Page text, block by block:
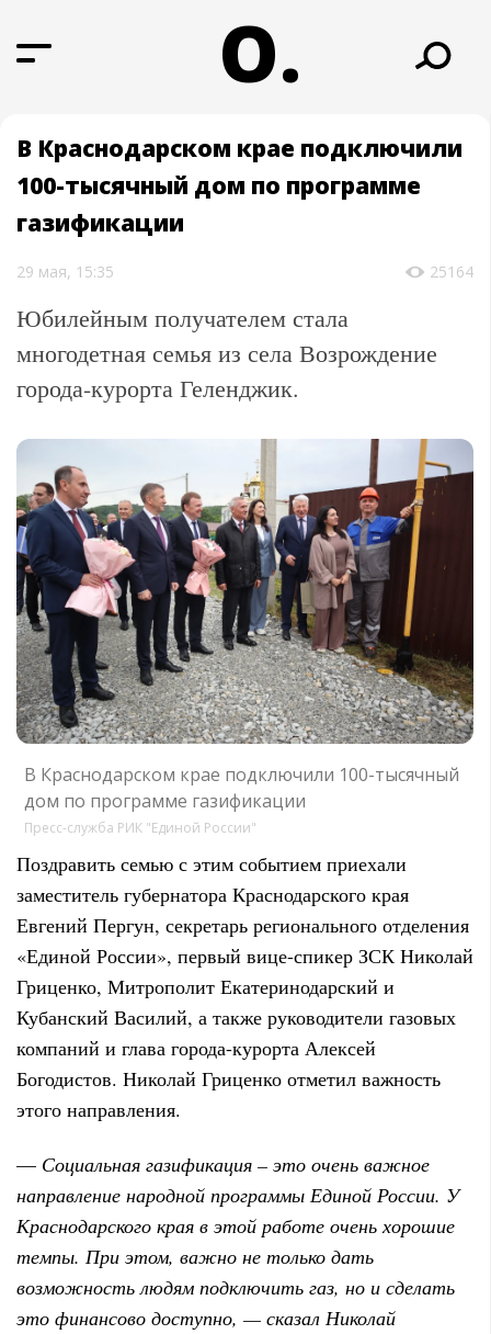
О.
В Краснодарском крае подключили
100-тысячный дом по программе
газификации
29 мая, 15:35 25164
Юбилейным получателем стала
многодетная семья из села Возрождение
города-курорта Геленджик.
В Краснодарском крае подключили 100-тысячный
дом по программе газификации
Пресс-служба РИК "Единой России"
Поздравить семью с этим событием приехали
заместитель губернатора Краснодарского края
Евгений Пергун, секретарь регионального отделения
«Единой России», первый вице-спикер ЗСК Николай
Гриценко, Митрополит Екатеринодарский и
Кубанский Василий, а также руководители газовых
компаний и глава города-курорта Алексей
Богодистов. Николай Гриценко отметил важность
этого направления.
— Социальная газификация – это очень важное
направление народной программы Единой России. У
Краснодарского края в этой работе очень хорошие
темпы. При этом, важно не только дать
возможность людям подключить газ, но и сделать
это финансово доступно, — сказал Николай